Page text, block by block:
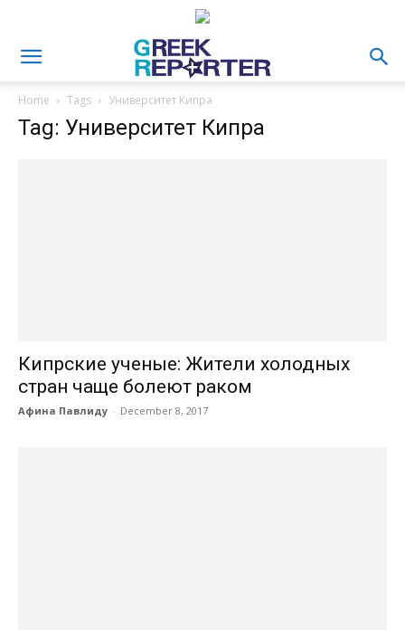
Home Tags Университет Кипра
Tag: Университет Кипра
Кипрские ученые: Жители холодных
стран чаще болеют раком
Афина Павлиду - December 8, 2017